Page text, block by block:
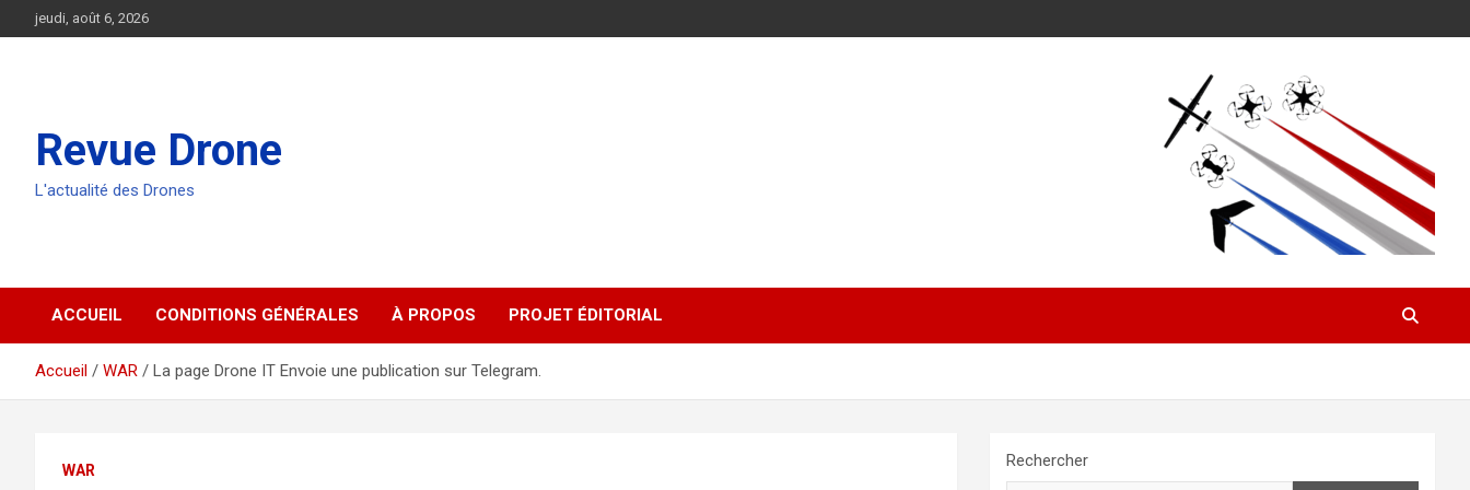
au
jeudi, août 6, 2026
Revue Drone
L'actualité des Drones
ACCUEIL CONDITIONS GÉNÉRALES À PROPOS PROJET ÉDITORIAL
Accueil WAR La page Drone IT Envoie une publication sur Telegram.
WAR Rechercher